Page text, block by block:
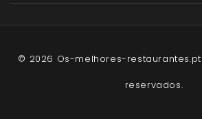
© 2026 Os-melhores-
reservados.